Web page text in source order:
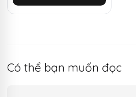
430.000 ₫.
Có thể bạn muốn đọc